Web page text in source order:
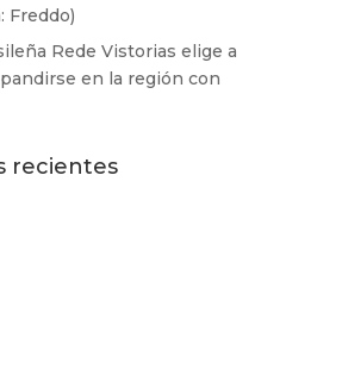
Freddo)
Rede Vistorias elige a
en la región con
recientes